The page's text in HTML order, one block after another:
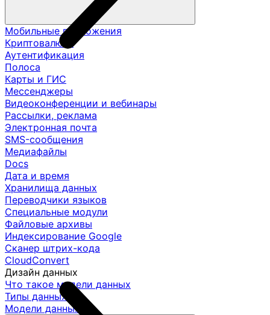
Мобильные приложения
Криптовалюта
Аутентификация
Полоса
Карты и ГИС
Мессенджеры
Видеоконференции и вебинары
Рассылки, реклама
Электронная почта
SMS-сообщения
Медиафайлы
Docs
Дата и время
Хранилища данных
Переводчики языков
Специальные модули
Файловые архивы
Индексирование Google
Сканер штрих-кода
CloudConvert
Дизайн данных
Что такое модели данных
Типы данных
Модели данных